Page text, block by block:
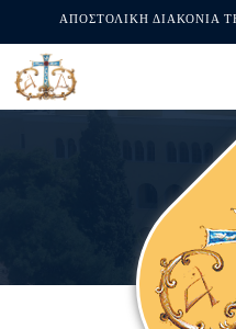
ΑΠΟΣΤΟΛΙΚΗ ΔΙΑΚΟΝΙΑ